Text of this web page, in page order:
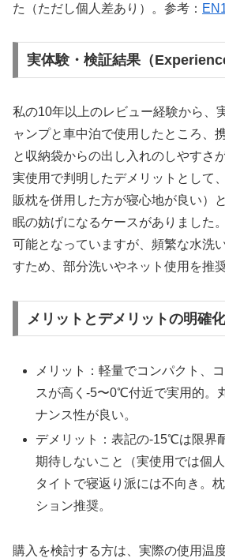
た（ただし個人差あり）。参考：
実体験・検証結果（
私の10年以上のレビュー経験から、
ャンプと車中泊で使用したところ、
と収納袋からの出し入れのしやすさ
実使用で判明したデメリットとして
販枕を併用した方が寝心地が良い）
眠の妨げになるケースがありました
可能となっていますが、頻繁な水洗
すため、部分洗いやネット使用を推
メリットとデメリットの明確化
メリット：軽量でコンパクト、
スが高く-5〜0℃付近で実用的。
ナンス性が良い。
デメリット：表記の-15℃は限界
期待しないこと（実使用では個
タイトで寝返り派には不向き。
ション推奨。
購入を検討する方は、実際の使用温